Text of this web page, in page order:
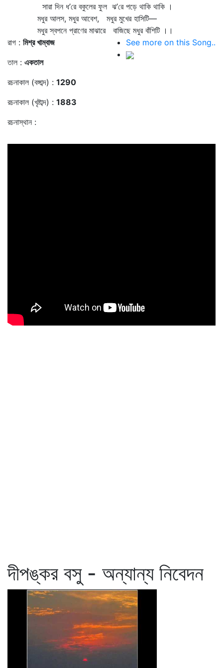
সারা দিন ধ’রে বকুলের ফুল ঝ’রে পড়ে থাকি থাকি ।
মধুর আলস, মধুর আবেশ, মধুর মুখের হাসিটি—
মধুর স্বপনে প্রাণের মাঝারে বাজিছে মধুর বাঁশিটি ।।
রাগ : মিশ্র খাম্বাজ
তাল : একতাল
রচনাকাল (বঙ্গাব্দ) : 1290
রচনাকাল (খৃষ্টাব্দ) : 1883
রচনাস্থান :
See more on this Song..
দীপঙ্কর বসু - অন্যান্য নিবেদন